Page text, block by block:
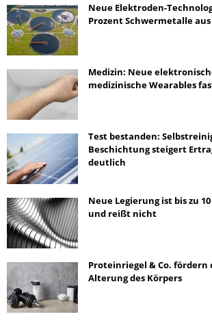
Neue Elektroden-
Prozent Schwermetalle
Medizin: Neue
medizinische Wearables
Test bestanden:
Beschichtung steigert
deutlich
Neue Legierung ist bis zu
und reißt nicht
Proteinriegel & Co. fördern
Alterung des Körpers